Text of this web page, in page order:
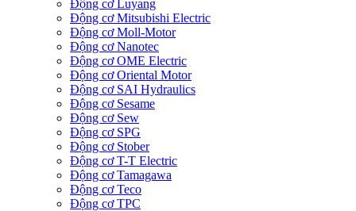
Động cơ Luyang
Động cơ Mitsubishi Electric
Động cơ Moll-Motor
Động cơ Nanotec
Động cơ OME Electric
Động cơ Oriental Motor
Động cơ SAI Hydraulics
Động cơ Sesame
Động cơ Sew
Động cơ SPG
Động cơ Stober
Động cơ T-T Electric
Động cơ Tamagawa
Động cơ Teco
Động cơ TPC